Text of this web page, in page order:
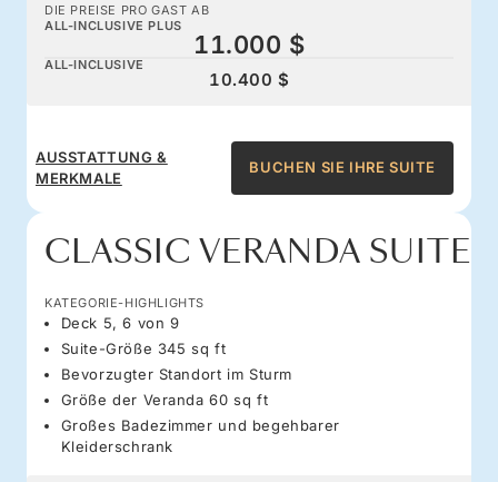
DIE PREISE PRO GAST AB
ALL-INCLUSIVE PLUS
11.000 $
ALL-INCLUSIVE
10.400 $
AUSSTATTUNG &
MERKMALE
BUCHEN SIE IHRE SUITE
CLASSIC VERANDA SUITE
KATEGORIE-HIGHLIGHTS
Deck 5, 6 von 9
Suite-Größe 345 sq ft
Bevorzugter Standort im Sturm
Größe der Veranda 60 sq ft
Großes Badezimmer und begehbarer
Kleiderschrank